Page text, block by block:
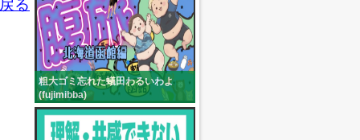
る
粗大ゴミ忘れた蟻田わるいわよ
(fujimibba)